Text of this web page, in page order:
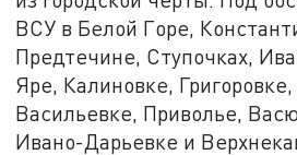
ВСУ в Белой Горе,
Предтечине, Ступочках,
Яре, Калиновке,
Васильевке, Приволье,
Ивано-Дарьевке и